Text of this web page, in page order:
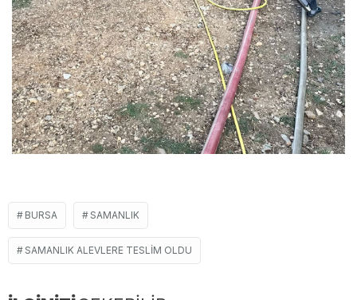
BURSA SAMANLIK
SAMANLIK ALEVLERE TESLIM OLDU